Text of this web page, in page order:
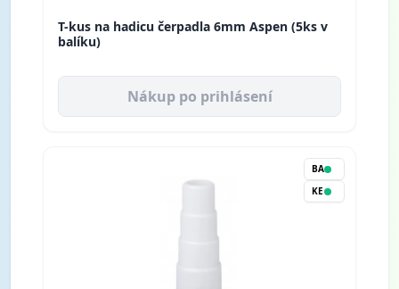
T-kus na hadicu čerpadla 6mm Aspen (5ks v
balíku)
Nákup po prihlásení
BA
KE